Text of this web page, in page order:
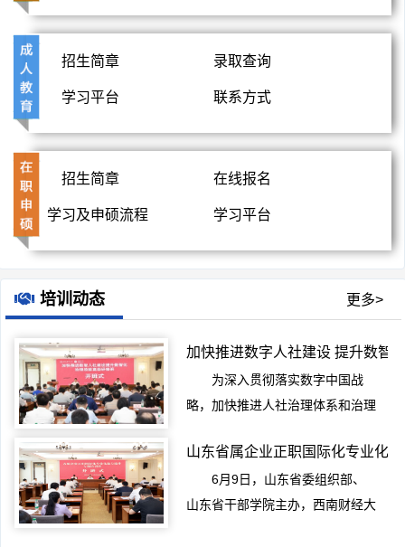
招生简章 录取查询
学习平台 联系方式
招生简章 在线报名
学习及申硕流程 学习平台
培训动态 更多>
加快推进数字人社建设 提升数智
为深入贯彻落实数字中国战
略，加快推进人社治理体系和治理
由四川省人...
山东省属企业正职国际化专业化
6月9日，山东省委组织部、
山东省干部学院主办，西南财经大